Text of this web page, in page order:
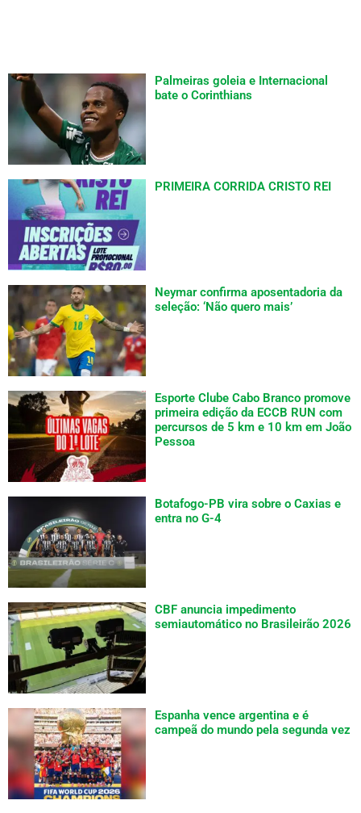
Palmeiras goleia e Internacional
bate o Corinthians
PRIMEIRA CORRIDA CRISTO REI
Neymar confirma aposentadoria da
seleção: ‘Não quero mais’
Esporte Clube Cabo Branco promove
primeira edição da ECCB RUN com
percursos de 5 km e 10 km em João
Pessoa
Botafogo-PB vira sobre o Caxias e
entra no G-4
CBF anuncia impedimento
semiautomático no Brasileirão 2026
Espanha vence argentina e é
campeã do mundo pela segunda vez